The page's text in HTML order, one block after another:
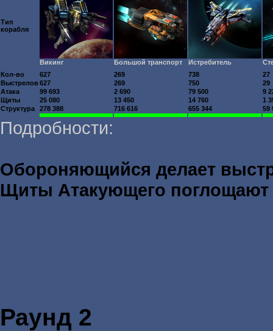
Тип
корабля
Викинг Большой транспорт Истребитель
Кол-во
627 269 738
27
Выстрелов627 269 750
29
Атака
99 693 2 690 79 500
9
Щиты
25 080 13 450 14 760
1
Структура
278 388 716 616 655 344 59
Подробности:
Обороняющийся делает
Щиты Атакующего поглощают
Раунд 2